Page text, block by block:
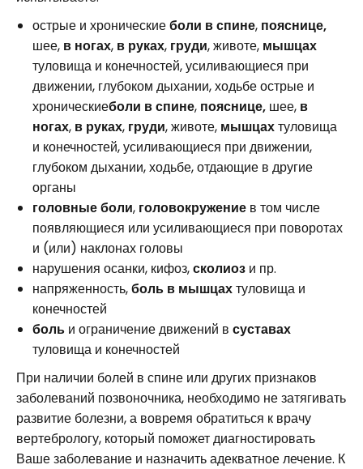
острые и хроническиеболи в спине, пояснице,
шее, в ногах, в руках, груди, животе, мышцах
туловища и конечностей, усиливающиеся при
движении, глубоком дыхании, ходьбе острые и
хроническиеболи в спине, пояснице, шее, в
ногах, в руках, груди, животе, мышцахтуловища
и конечностей, усиливающиеся при движении,
глубоком дыхании, ходьбе, отдающие в другие
органы
головные боли, головокружение в том числе
появляющиеся или усиливающиеся при поворотах
и (или) наклонах головы
нарушения осанки, кифоз,сколиоз и пр.
напряженность,боль в мышцахтуловища и
конечностей
боль и ограничение движений в суставах
туловища и конечностей
При наличии болей в спине или других признаков
заболеваний позвоночника, необходимо не затягивать
развитие болезни, а вовремя обратиться к врачу
вертебрологу, который поможет диагностировать
Ваше заболевание и назначить адекватное лечение. К